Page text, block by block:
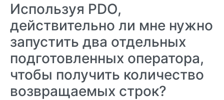
Используя PDO,
действительно ли мне нужно
запустить два отдельных
подготовленных оператора,
чтобы получить количество
возвращаемых строк?